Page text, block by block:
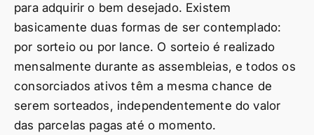
para adquirir o bem desejado. Existem
basicamente duas formas de ser contemplado:
por sorteio ou por lance. O sorteio é realizado
mensalmente durante as assembleias, e todos os
consorciados ativos têm a mesma chance de
serem sorteados, independentemente do valor
das parcelas pagas até o momento.